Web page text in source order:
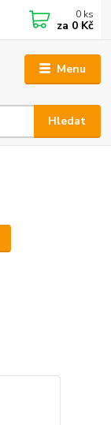
Menu
Hledat
0 ks
za 0 Kč